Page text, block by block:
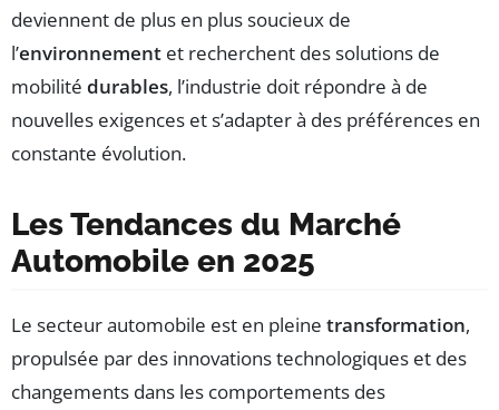
deviennent de plus en plus soucieux de
l’environnement et recherchent des solutions de
mobilité durables, l’industrie doit répondre à de
nouvelles exigences et s’adapter à des préférences en
constante évolution.
Les Tendances du Marché
Automobile en 2025
Le secteur automobile est en pleine transformation,
propulsée par des innovations technologiques et des
changements dans les comportements des